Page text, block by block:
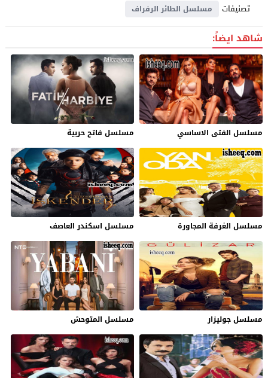
تصنيفات مسلسل الطائر الرفراف
شاهد ايضاً:
مسلسل الفتى الاساسي مسلسل فاتح حربية
مسلسل الغرفة المجاورة مسلسل اسكندر العاصف
مسلسل جوليزار مسلسل المتوحش